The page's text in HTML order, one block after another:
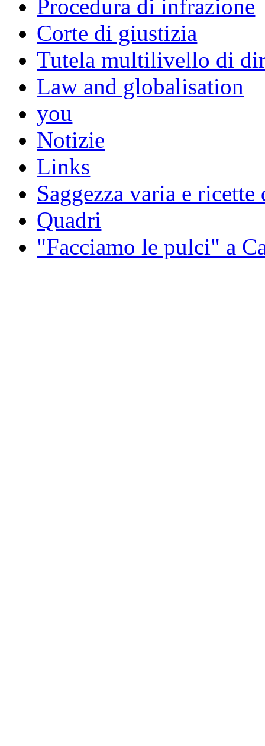
Procedura di infrazione
Corte di giustizia
Tutela multilivello di
Law and globalisation
you
Notizie
Links
Saggezza varia e
Quadri
"Facciamo le pulci" a